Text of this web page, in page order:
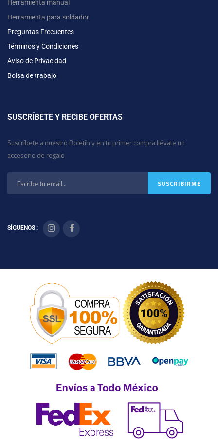
Herramienta manual
Herramienta para soldador
Preguntas Frecuentes
Términos y Condiciones
Aviso de Privacidad
Bolsa de trabajo
SUSCRÍBETE Y RECIBE OFERTAS
Suscríbete a nuestro Boletín y en tu primer compra llévate un
accesorio de regalo
SÍGUENOS :